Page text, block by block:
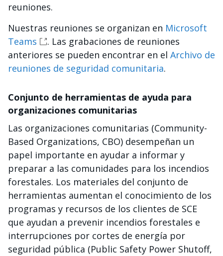
reuniones.
Nuestras reuniones se organizan en Microsoft
Teams
. Las grabaciones de reuniones
anteriores se pueden encontrar en el Archivo de
reuniones de seguridad comunitaria.
Conjunto de herramientas de ayuda para
organizaciones comunitarias
Las organizaciones comunitarias (Community-
Based Organizations, CBO) desempeñan un
papel importante en ayudar a informar y
preparar a las comunidades para los incendios
forestales. Los materiales del conjunto de
herramientas aumentan el conocimiento de los
programas y recursos de los clientes de SCE
que ayudan a prevenir incendios forestales e
interrupciones por cortes de energía por
seguridad pública (Public Safety Power Shutoff,